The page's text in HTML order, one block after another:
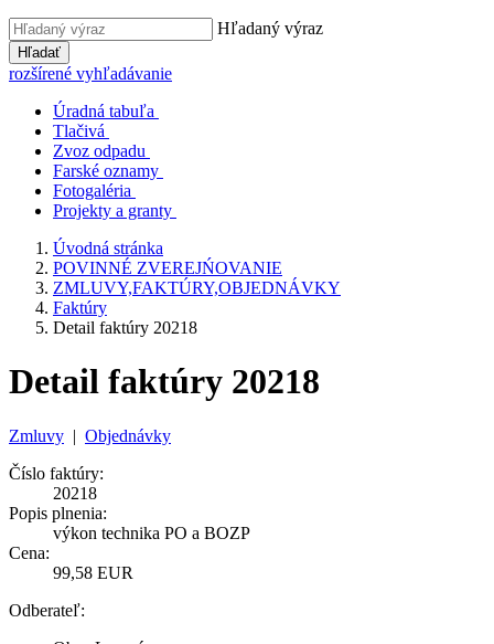
Hľadaný výraz
Hľadať
rozšírené vyhľadávanie
Úradná tabuľa
Tlačivá
Zvoz odpadu
Farské oznamy
Fotogaléria
Projekty a granty
Úvodná stránka
POVINNÉ ZVEREJŃOVANIE
ZMLUVY,FAKTÚRY,OBJEDNÁVKY
Faktúry
Detail faktúry 20218
Detail faktúry 20218
Zmluvy | Objednávky
Číslo faktúry:
20218
Popis plnenia:
výkon technika PO a BOZP
Cena:
99,58 EUR
Odberateľ: